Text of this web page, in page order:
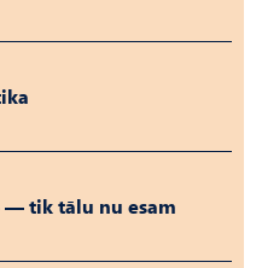
— tik tālu nu esam